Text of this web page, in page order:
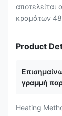
αποτελείται
κραμάτων
Product
γραμμή
Heating